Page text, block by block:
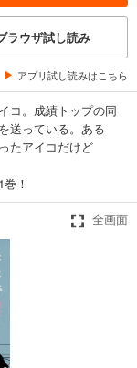
ラウザ試し読み
アプリ試し読みはこちら
コ。成績トップの同
送っている。ある
たアイコだけど
！
全画面